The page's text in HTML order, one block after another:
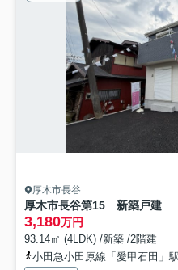
厚木市長谷
厚木市長谷第15 新築戸建
3,180万円
93.14㎡ (4LDK) /新築 /2階建
小田急小田原線「愛甲石田」